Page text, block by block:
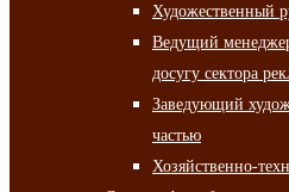
Художественный
Ведущий
досугу сектора
Заведующий
частью
Хозяйственно-